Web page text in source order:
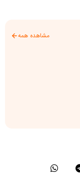
مشاهده همه